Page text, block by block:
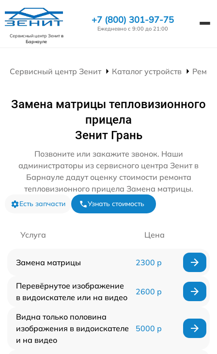
Сервисный центр Зенитв
Барнауле
+7 (800) 301-97-75
Ежедневно с 9:00 до 21:00
Сервисный центр Зенит Каталог устройств
Замена матрицы тепловизионного
прицела
Зенит Грань
Позвоните или закажите звонок. Наши
администраторы из сервисного центра Зенит в
Барнауле дадут оценку стоимости ремонта
тепловизионного прицела Замена матрицы.
Есть запчасти Узнать стоимость
Услуга Цена
Замена матрицы 2300 р
Перевёрнутое изображение
в видоискателе или на видео
2600 р
Видна только половина
изображения в видоискателе
и на видео
5000 р